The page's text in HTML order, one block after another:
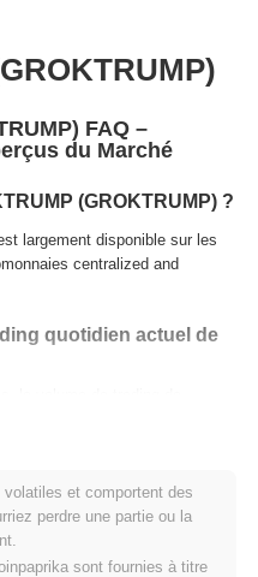
FAQ –
du Marché
(GROKTRUMP) ?
largement disponible sur les
centralized and
quotidien actuel de
fourchette de prix de
et comportent des
perdre une partie ou la
sont fournies à titre